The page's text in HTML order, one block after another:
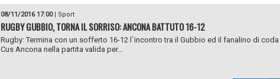
08/11/2016 17:00| Sport
RUGBY GUBBIO, TORNA IL SORRISO: ANCONA BATTUTO 16-12
Rugby: Termina con un sofferto 16-12 l`incontro tra il Gubbio ed il fanalino di coda
Cus Ancona nella partita valida per...